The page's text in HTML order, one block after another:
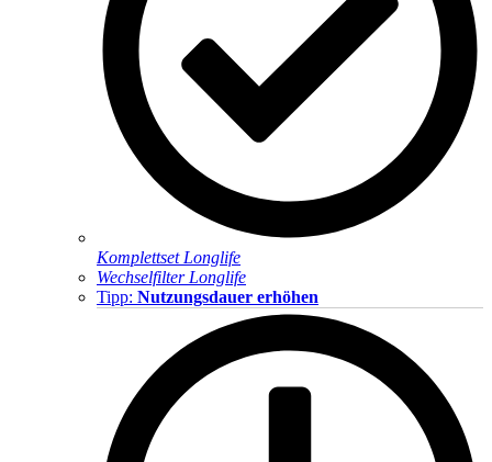
Komplettset Longlife
Wechselfilter Longlife
Tipp: Nutzungsdauer erhöhen